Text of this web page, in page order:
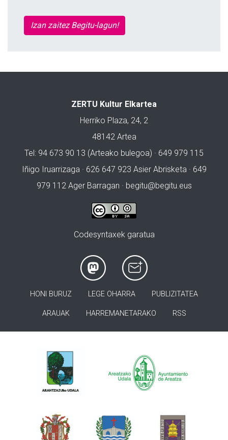
Izan zaitez Begitu-lagun!
ZERTU Kultur Elkartea
Herriko Plaza, 24, 2
48142 Artea
Tel: 94 673 90 13 (Arteako bulegoa) · 649 979 115
Iñigo Iruarrizaga · 626 647 923 Asier Abrisketa · 649
979 112 Ager Barragan · begitu@begitu.eus
Codesyntaxek garatua
HONI BURUZ LEGE OHARRA PUBLIZITATEA
ARAUAK HARREMANETARAKO RSS